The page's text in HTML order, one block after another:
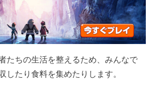
たちの生活を整えるため、みんなで
したり食料を集めたりします。